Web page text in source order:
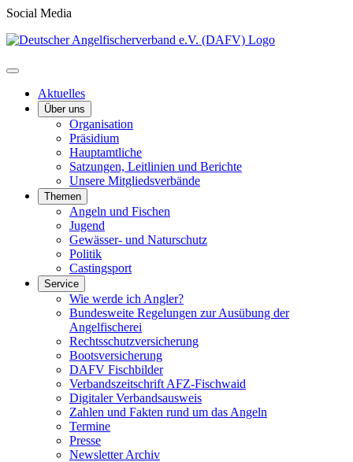
Social Media
Aktuelles
Über uns
Organisation
Präsidium
Hauptamtliche
Satzungen, Leitlinien und Berichte
Unsere Mitgliedsverbände
Themen
Angeln und Fischen
Jugend
Gewässer- und Naturschutz
Politik
Castingsport
Service
Wie werde ich Angler?
Bundesweite Regelungen zur Ausübung der
Angelfischerei
Rechtsschutzversicherung
Bootsversicherung
DAFV Fischbilder
Verbandszeitschrift AFZ-Fischwaid
Digitaler Verbandsausweis
Zahlen und Fakten rund um das Angeln
Termine
Presse
Newsletter Archiv